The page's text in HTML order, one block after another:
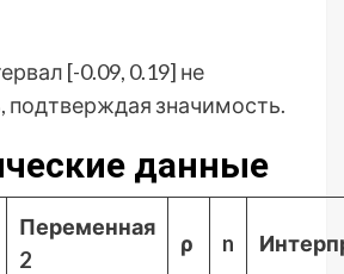
[-0.09, 0.19] не
подтверждая значимость.
данные
Переменная
2
ρ n